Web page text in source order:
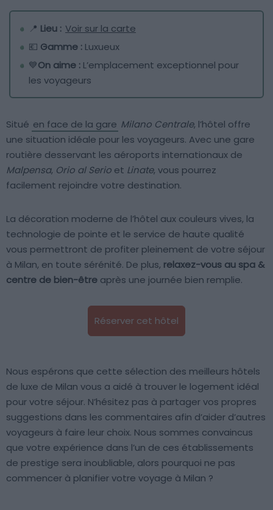
📍 Lieu : Voir sur la carte
💶 Gamme : Luxueux
💙On aime : L’emplacement exceptionnel pour
les voyageurs
Situé en face de la gare Milano Centrale, l’hôtel offre
une situation idéale pour les voyageurs. Avec une gare
routière desservant les aéroports internationaux de
Malpensa, Orio al Serio et Linate, vous pourrez
facilement rejoindre votre destination.
La décoration moderne de l’hôtel aux couleurs vives, la
technologie de pointe et le service de haute qualité
vous permettront de profiter pleinement de votre séjour
à Milan, en toute sérénité. De plus, relaxez-vous au spa &
centre de bien-être après une journée bien remplie.
Réserver cet hôtel
Nous espérons que cette sélection des meilleurs hôtels
de luxe de Milan vous a aidé à trouver le logement idéal
pour votre séjour. N’hésitez pas à partager vos propres
suggestions dans les commentaires afin d’aider d’autres
voyageurs à faire leur choix. Nous sommes convaincus
que votre expérience dans l’un de ces établissements
de prestige sera inoubliable, alors pourquoi ne pas
commencer à planifier votre voyage à Milan ?